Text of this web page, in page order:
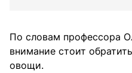
По словам профессора
внимание стоит
овощи.